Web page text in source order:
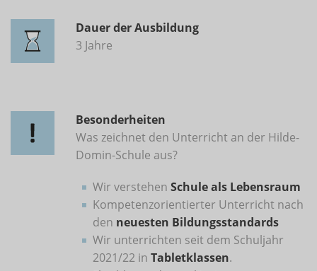
Dauer der Ausbildung
3 Jahre
Besonderheiten
Was zeichnet den Unterricht an der Hilde-
Domin-Schule aus?
Wir verstehen Schule als Lebensraum
Kompetenzorientierter Unterricht nach
den neuesten Bildungsstandards
Wir unterrichten seit dem Schuljahr
2021/22 in Tabletklassen.